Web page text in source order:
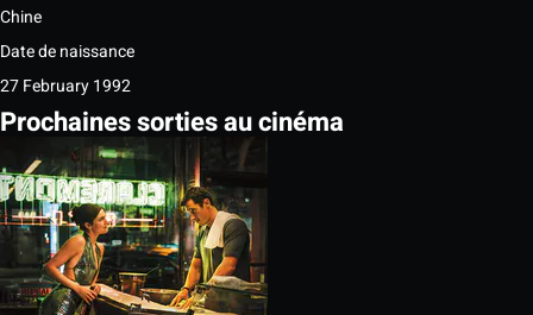
Chine
Date de naissance
27 February 1992
Prochaines sorties au cinéma